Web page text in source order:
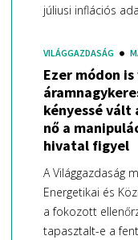
júliusi inflációs
VILÁGGAZDASÁG
Ezer módon
kényessé vált
nő a
hivatal figyel
A Világgazdaság
Energetikai és
a fokozott
tapasztalt-e a